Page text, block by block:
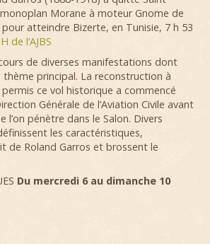
Morane à moteur Gnome de
atteindre Bizerte, en Tunisie, 7 h 53
de l’AJBS
de diverses manifestations dont
principal. La reconstruction à
permis ce vol historique a commencé
Générale de l’Aviation Civile avant
l’on pénètre dans le Salon. Divers
les caractéristiques,
de Roland Garros et brossent le
Du mercredi 6 au dimanche 10